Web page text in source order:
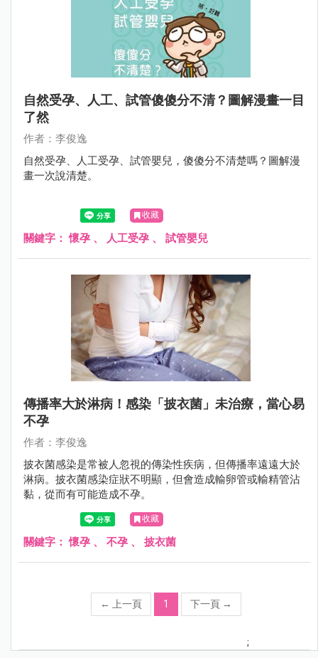
自然受孕、人工、試管傻傻分不清？圖解漫畫一目
了然
作者：李俊逸
自然受孕、人工受孕、試管嬰兒，傻傻分不清楚嗎？圖解漫
畫一次說清楚。
收藏
關鍵字：懷孕 、 人工受孕 、 試管嬰兒
傳播率大於淋病！感染「披衣菌」未治療，當心易
不孕
作者：李俊逸
披衣菌感染是常被人忽視的傳染性疾病，但傳播率遠遠大於
淋病。披衣菌感染症狀不明顯，但會造成輸卵管或輸精管沾
黏，從而有可能造成不孕。
收藏
關鍵字：懷孕 、 不孕 、 披衣菌
← 上一頁 1 下一頁 →
;